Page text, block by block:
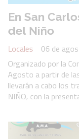
En San
del Niño
Locales
06 de
Organizado por la
Agosto a partir de
llevarán a cabo los
NIÑO, con la